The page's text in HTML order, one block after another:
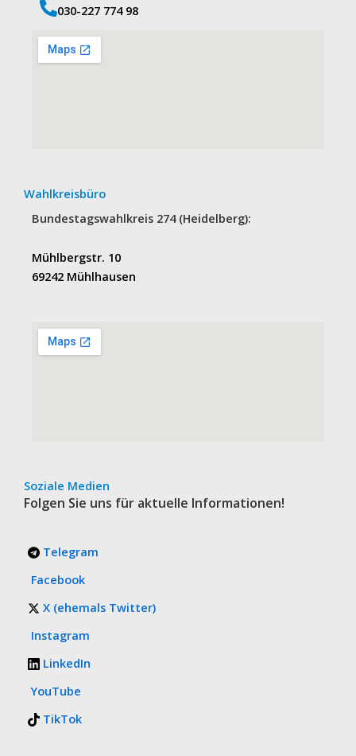
‭030-227 774 98‬
Wahlkreisbüro
Bundestagswahlkreis 274 (Heidelberg):
Mühlbergstr. 10
69242 Mühlhausen
Soziale Medien
Folgen Sie uns für aktuelle Informationen!
Telegram
Facebook
X (ehemals Twitter)
Instagram
LinkedIn
YouTube
TikTok